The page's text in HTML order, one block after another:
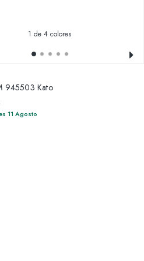
1 de 4 colores
945503 Kato
11 Agosto